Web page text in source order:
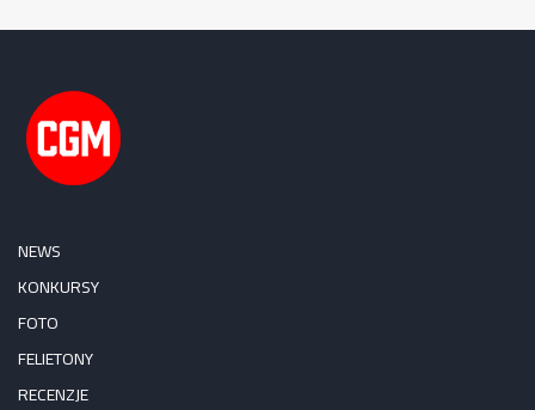
NEWS
KONKURSY
FOTO
FELIETONY
RECENZJE